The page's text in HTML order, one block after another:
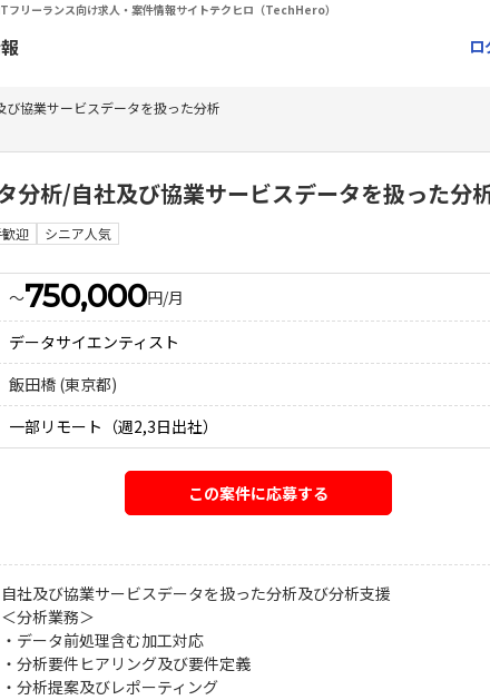
リーランス向け求人・案件情報サイトテクヒロ（TechHero）
ロ
び協業サービスデータを扱った分析
分析/自社及び協業サービスデータを扱った分
迎 シニア人気
〜750,000円/月
データサイエンティスト
飯田橋 (東京都)
一部リモート（週2,3日出社）
この案件に応募する
自社及び協業サービスデータを扱った分析及び分析支援
＜分析業務＞
・データ前処理含む加工対応
・分析要件ヒアリング及び要件定義
・分析提案及びレポーティング